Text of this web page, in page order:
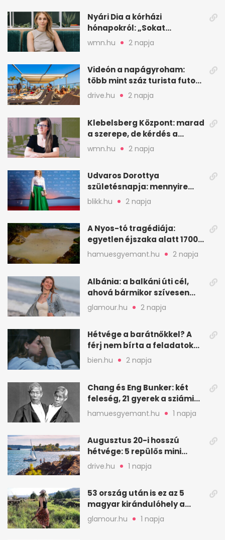
Nyári Dia a kórházi
hónapokról: „Sokat
veszekedtem Istennel”
wmn.hu 2 napja
Videón a napágyroham:
több mint száz turista futott
a helyekért Tenerifén
drive.hu 2 napja
Klebelsberg Központ: marad
a szerepe, de kérdés a
hitelessége
wmn.hu 2 napja
Udvaros Dorottya
születésnapja: mennyire
ismered a filmszerepeit?
blikk.hu 2 napja
A Nyos-tó tragédiája:
egyetlen éjszaka alatt 1700
ember halt meg
hamuesgyemant.hu 2 napja
Albánia: a balkáni úti cél,
ahová bármikor szívesen
visszamennék
glamour.hu 2 napja
Hétvége a barátnőkkel? A
férj nem bírta a feladatokat,
a feleség levegőt kér
bien.hu 2 napja
Chang és Eng Bunker: két
feleség, 21 gyerek a sziámi
ikrek életében
hamuesgyemant.hu 1 napja
Augusztus 20-i hosszú
hétvége: 5 repülős mini
nyaralás 0 szabadsággal
drive.hu 1 napja
53 ország után is ez az 5
magyar kirándulóhely a
kedvencem
glamour.hu 1 napja